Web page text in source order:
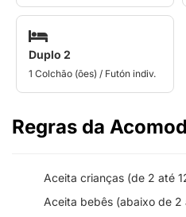
Duplo 2
1 Colchão (ões) / Futón indiv.
Regras da
Aceita crianças (de 2 até
Aceita bebês (abaixo de 2